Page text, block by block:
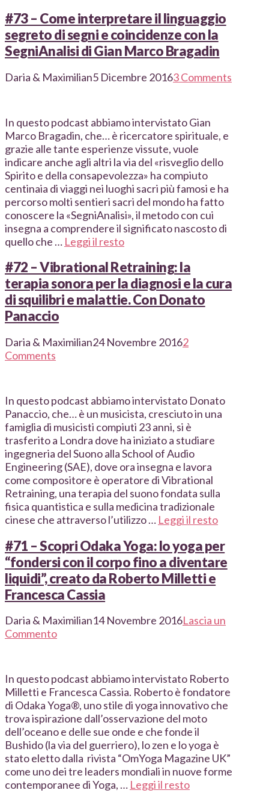
#73 – Come interpretare il linguaggio
segreto di segni e coincidenze con la
SegniAnalisi di Gian Marco Bragadin
Daria & Maximilian5 Dicembre 20163 Comments
In questo podcast abbiamo intervistato Gian
Marco Bragadin, che… è ricercatore spirituale, e
grazie alle tante esperienze vissute, vuole
indicare anche agli altri la via del «risveglio dello
Spirito e della consapevolezza» ha compiuto
centinaia di viaggi nei luoghi sacri più famosi e ha
percorso molti sentieri sacri del mondo ha fatto
conoscere la «SegniAnalisi», il metodo con cui
insegna a comprendere il significato nascosto di
quello che … Leggi il resto
#72 – Vibrational Retraining: la
terapia sonora per la diagnosi e la cura
di squilibri e malattie. Con Donato
Panaccio
Daria & Maximilian24 Novembre 20162
Comments
In questo podcast abbiamo intervistato Donato
Panaccio, che… è un musicista, cresciuto in una
famiglia di musicisti compiuti 23 anni, si è
trasferito a Londra dove ha iniziato a studiare
ingegneria del Suono alla School of Audio
Engineering (SAE), dove ora insegna e lavora
come compositore è operatore di Vibrational
Retraining, una terapia del suono fondata sulla
fisica quantistica e sulla medicina tradizionale
cinese che attraverso l’utilizzo … Leggi il resto
#71 – Scopri Odaka Yoga: lo yoga per
“fondersi con il corpo fino a diventare
liquidi”, creato da Roberto Milletti e
Francesca Cassia
Daria & Maximilian14 Novembre 2016Lascia un
Commento
In questo podcast abbiamo intervistato Roberto
Milletti e Francesca Cassia. Roberto è fondatore
di Odaka Yoga®, uno stile di yoga innovativo che
trova ispirazione dall’osservazione del moto
dell’oceano e delle sue onde e che fonde il
Bushido (la via del guerriero), lo zen e lo yoga è
stato eletto dalla rivista “OmYoga Magazine UK”
come uno dei tre leaders mondiali in nuove forme
contemporanee di Yoga, … Leggi il resto